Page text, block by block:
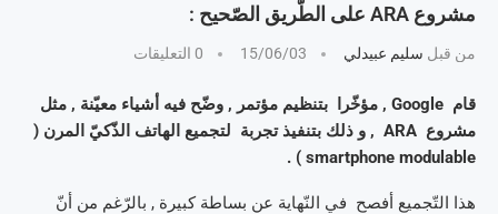
مشروع ARA على الطّريق الصّحيح :
من قبل سليم عبيدلي 15/06/03 0 التعليقات
قام Google , مؤخّرا بتنظيم مؤتمر , وضّح فيه أشياء معيّنة , مثل
مشروع ARA , و ذلك بتنفيذ تجربة لتجميع الهاتف الذّكيّ المرن (
smartphone modulable ) .
هذا التّجميع أفصح في النّهاية عن بساطة كبيرة , بالرّغم من أنّ